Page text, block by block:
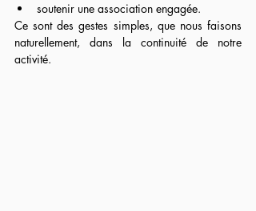
soutenir une association engagée.
Ce sont des gestes simples, que nous faisons
naturellement, dans la continuité de notre
activité.